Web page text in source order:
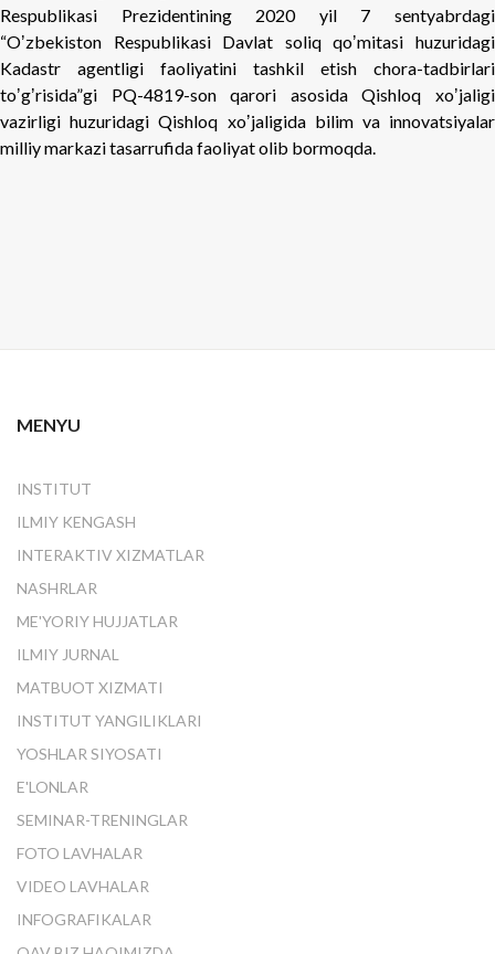
Respublikasi Prezidentining 2020 yil 7 sentyabrdagi
“Oʼzbekiston Respublikasi Davlat soliq qoʼmitasi huzuridagi
Kadastr agentligi faoliyatini tashkil etish chora-tadbirlari
toʼgʼrisida”gi PQ-4819-son qarori asosida Qishloq xoʼjaligi
vazirligi huzuridagi Qishloq xoʼjaligida bilim va innovatsiyalar
milliy markazi tasarrufida faoliyat olib bormoqda.
MENYU
INSTITUT
ILMIY KENGASH
INTERAKTIV XIZMATLAR
NASHRLAR
ME'YORIY HUJJATLAR
ILMIY JURNAL
MATBUOT XIZMATI
INSTITUT YANGILIKLARI
YOSHLAR SIYOSATI
E'LONLAR
SEMINAR-TRENINGLAR
FOTO LAVHALAR
VIDEO LAVHALAR
INFOGRAFIKALAR